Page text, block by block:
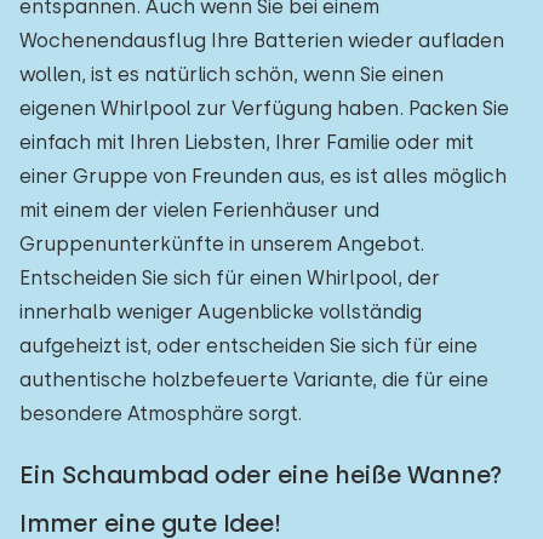
entspannen. Auch wenn Sie bei einem
Wochenendausflug Ihre Batterien wieder aufladen
wollen, ist es natürlich schön, wenn Sie einen
eigenen Whirlpool zur Verfügung haben. Packen Sie
einfach mit Ihren Liebsten, Ihrer Familie oder mit
einer Gruppe von Freunden aus, es ist alles möglich
mit einem der vielen Ferienhäuser und
Gruppenunterkünfte in unserem Angebot.
Entscheiden Sie sich für einen Whirlpool, der
innerhalb weniger Augenblicke vollständig
aufgeheizt ist, oder entscheiden Sie sich für eine
authentische holzbefeuerte Variante, die für eine
besondere Atmosphäre sorgt.
Ein Schaumbad oder eine heiße Wanne?
Immer eine gute Idee!